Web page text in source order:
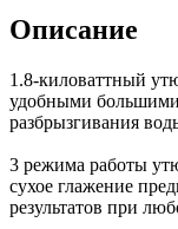
Описание
1.8-киловаттный
удобными
разбрызгивания
3 режима работы
сухое глажение
результатов при